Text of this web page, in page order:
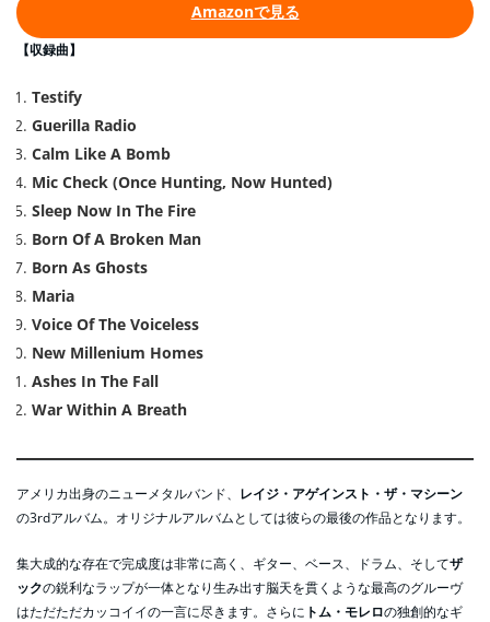
Amazonで見る
【収録曲】
Testify
Guerilla Radio
Calm Like A Bomb
Mic Check (Once Hunting, Now Hunted)
Sleep Now In The Fire
Born Of A Broken Man
Born As Ghosts
Maria
Voice Of The Voiceless
New Millenium Homes
Ashes In The Fall
War Within A Breath
アメリカ出身のニューメタルバンド、 レイジ・アゲインスト・ザ・マシーン
の3rdアルバム。オリジナルアルバムとしては彼らの最後の作品となります。
集大成的な存在で完成度は非常に高く、ギター、ベース、ドラム、そしてザ
ックの鋭利なラップが一体となり生み出す脳天を貫くような最高のグルーヴ
はただただカッコイイの一言に尽きます。さらに トム・モレロの独創的なギ